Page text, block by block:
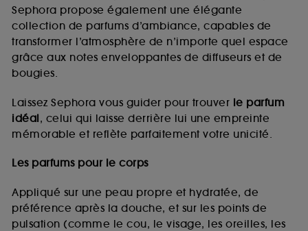
Sephora propose également une élégante
collection de parfums d’ambiance, capables de
transformer l’atmosphère de n’importe quel espace
grâce aux notes enveloppantes de diffuseurs et de
bougies.
Laissez Sephora vous guider pour trouver le parfum
idéal, celui qui laisse derrière lui une empreinte
mémorable et reflète parfaitement votre unicité.
Les parfums pour le corps
Appliqué sur une peau propre et hydratée, de
préférence après la douche, et sur les points de
pulsation (comme le cou, le visage, les oreilles, les
de vous plaire via des publicités, y compris sur des
sites tiers et sur les réseaux sociaux, sur la base
des pages que vous avez consultées, de votre
navigation, et de l'historique de vos interactions.
d’en améliorer la performance.
Cookies de sécurisation des paiements en ligne :
fraudes aux moyens de paiement et les
usurpations d’identité.
Cookies fonctionnels :il s’agit de cookies
permettant l’affichage et/ou la fourniture de
certaines fonctionnalités du site, tel que les